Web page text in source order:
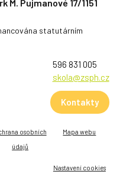
M. Pujmanové 17/1151
statutárním
596 831 005
skola@zsph.cz
Kontakty
osobních
údajů
Mapa webu
Nastavení cookies